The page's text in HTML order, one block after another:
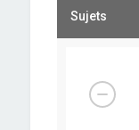
Sujets